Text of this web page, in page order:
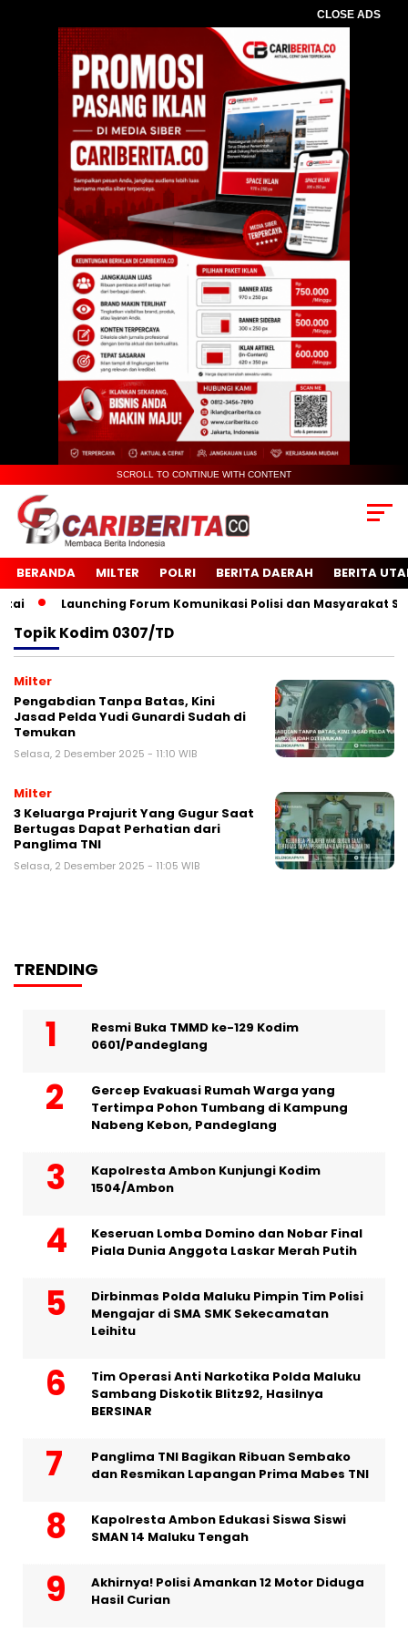
CLOSE ADS
SCROLL TO CONTINUE WITH CONTENT
BERANDA MILTER POLRI BERITA DAERAH BERITA
Launching Forum Komunikasi Polisi dan Masyarakat
TopikKodim 0307/TD
Milter
Pengabdian Tanpa Batas, Kini
Jasad Pelda Yudi Gunardi Sudah di
Temukan
Selasa, 2 Desember 2025 - 11:10 WIB
Milter
3 Keluarga Prajurit Yang Gugur Saat
Bertugas Dapat Perhatian dari
Panglima TNI
Selasa, 2 Desember 2025 - 11:05 WIB
TRENDING
Resmi Buka TMMD ke-129 Kodim
0601/Pandeglang
Gercep Evakuasi Rumah Warga yang
Tertimpa Pohon Tumbang di Kampung
Nabeng Kebon, Pandeglang
Kapolresta Ambon Kunjungi Kodim
1504/Ambon
Keseruan Lomba Domino dan Nobar Final
Piala Dunia Anggota Laskar Merah Putih
Dirbinmas Polda Maluku Pimpin Tim Polisi
Mengajar di SMA SMK Sekecamatan
Leihitu
Tim Operasi Anti Narkotika Polda Maluku
Sambang Diskotik Blitz92, Hasilnya
BERSINAR
Panglima TNI Bagikan Ribuan Sembako
dan Resmikan Lapangan Prima Mabes TNI
Kapolresta Ambon Edukasi Siswa Siswi
SMAN 14 Maluku Tengah
Akhirnya! Polisi Amankan 12 Motor Diduga
Hasil Curian